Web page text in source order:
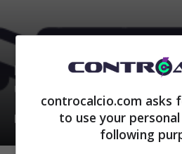
Inter, lo scudetto è
un pericolo per Inzaghi”
Marzo 9, 2024
controcalcio.com asks
to use your
following